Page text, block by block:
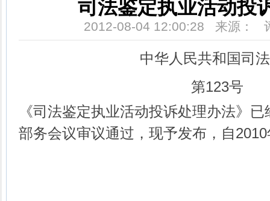
司法鉴定执业活动投
2012-08-04 12:00:28 来源：
中华人民共和国司
第123号
《司法鉴定执业活动投诉处理办法》
部务会议审议通过，现予发布，自